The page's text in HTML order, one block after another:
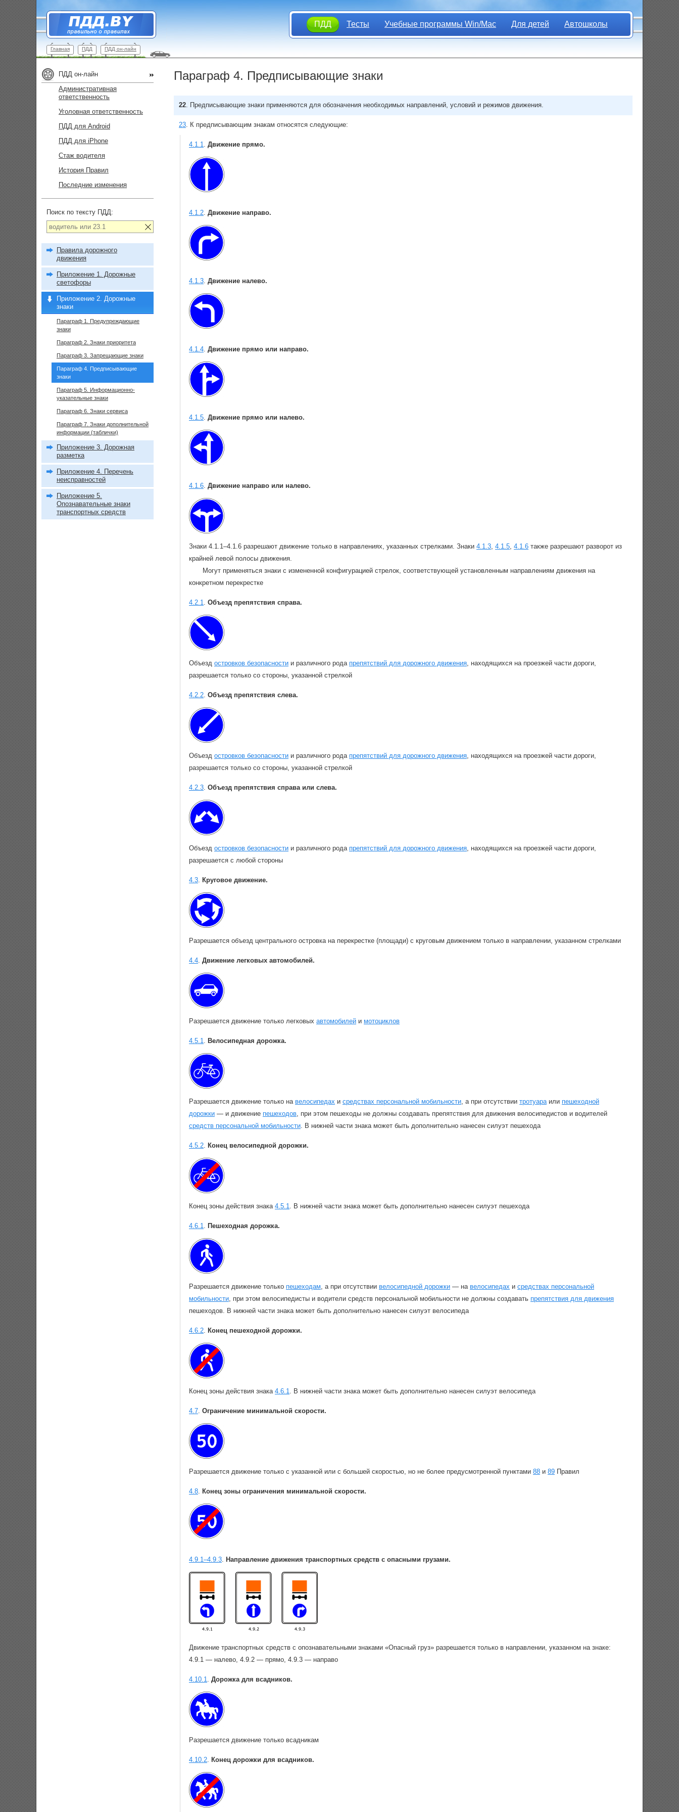
ПДД Тесты Учебные программы Win/Mac Для детей Автошколы
Главная ПДД ПДД он-лайн
Параграф 4. Предписывающие знаки
22. Предписывающие знаки применяются для обозначения необходимых направлений, условий и режимов движения.
23. К предписывающим знакам относятся следующие:
4.1.1. Движение прямо.
4.1.2. Движение направо.
4.1.3. Движение налево.
4.1.4. Движение прямо или направо.
4.1.5. Движение прямо или налево.
4.1.6. Движение направо или налево.
Знаки 4.1.1–4.1.6 разрешают движение только в направлениях, указанных стрелками. Знаки 4.1.3, 4.1.5, 4.1.6 также разрешают разворот из
крайней левой полосы движения.
Могут применяться знаки с измененной конфигурацией стрелок, соответствующей установленным направлениям движения на
конкретном перекрестке
4.2.1. Объезд препятствия справа.
Объезд островков безопасности и различного рода препятствий для дорожного движения, находящихся на проезжей части дороги,
разрешается только со стороны, указанной стрелкой
4.2.2. Объезд препятствия слева.
Объезд островков безопасности и различного рода препятствий для дорожного движения, находящихся на проезжей части дороги,
разрешается только со стороны, указанной стрелкой
4.2.3. Объезд препятствия справа или слева.
Объезд островков безопасности и различного рода препятствий для дорожного движения, находящихся на проезжей части дороги,
разрешается с любой стороны
4.3. Круговое движение.
Разрешается объезд центрального островка на перекрестке (площади) с круговым движением только в направлении, указанном стрелками
4.4. Движение легковых автомобилей.
Разрешается движение только легковых автомобилей и мотоциклов
4.5.1. Велосипедная дорожка.
Разрешается движение только на велосипедах и средствах персональной мобильности, а при отсутствии тротуараили пешеходной
дорожки — и движение пешеходов, при этом пешеходы не должны создавать препятствия для движения велосипедистов и водителей
средств персональной мобильности. В нижней части знака может быть дополнительно нанесен силуэт пешехода
4.5.2. Конец велосипедной дорожки.
Конец зоны действия знака 4.5.1. В нижней части знака может быть дополнительно нанесен силуэт пешехода
4.6.1. Пешеходная дорожка.
Разрешается движение только пешеходам, а при отсутствии велосипедной дорожки — на велосипедах и средствах персональной
мобильности, при этом велосипедисты и водители средств персональной мобильности не должны создавать препятствия для движения
пешеходов. В нижней части знака может быть дополнительно нанесен силуэт велосипеда
4.6.2. Конец пешеходной дорожки.
Конец зоны действия знака 4.6.1. В нижней части знака может быть дополнительно нанесен силуэт велосипеда
4.7. Ограничение минимальной скорости.
Разрешается движение только с указанной или с большей скоростью, но не более предусмотренной пунктами 88 и 89 Правил
4.8. Конец зоны ограничения минимальной скорости.
4.9.1–4.9.3. Направление движения транспортных средств с опасными грузами.
Движение транспортных средств с опознавательными знаками «Опасный груз» разрешается только в направлении, указанном на знаке:
4.9.1 — налево, 4.9.2 — прямо, 4.9.3 — направо
4.10.1. Дорожка для всадников.
Разрешается движение только всадникам
4.10.2. Конец дорожки для всадников.
ПДД он-лайн
Административная
ответственность
Уголовная ответственность
ПДД для Android
ПДД для iPhone
Стаж водителя
История Правил
Последние изменения
Поиск по тексту ПДД:
Правила дорожного
движения
Приложение 1. Дорожные
светофоры
Приложение 2. Дорожные
знаки
Параграф 1. Предупреждающие
знаки
Параграф 2. Знаки приоритета
Параграф 3. Запрещающие знаки
Параграф 4. Предписывающие
знаки
Параграф 5. Информационно-
указательные знаки
Параграф 6. Знаки сервиса
Параграф 7. Знаки дополнительной
информации (таблички)
Приложение 3. Дорожная
разметка
Приложение 4. Перечень
неисправностей
Приложение 5.
Опознавательные знаки
транспортных средств